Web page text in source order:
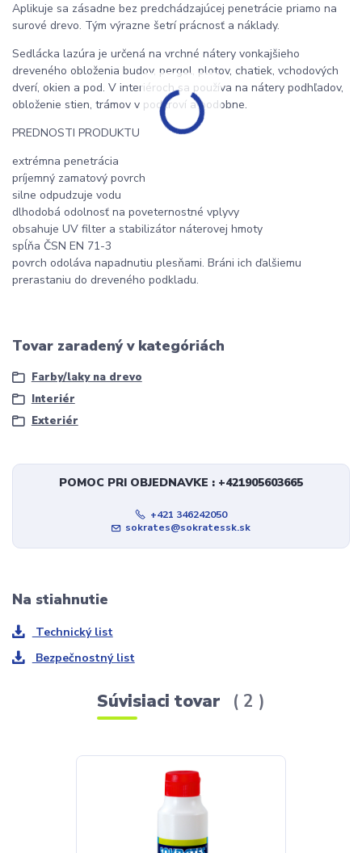
Aplikuje sa zásadne bez predchádzajúcej penetrácie priamo na
surové drevo. Tým výrazne šetrí prácnosť a náklady.
Sedlácka lazúra je určená na vrchné nátery vonkajšieho
dreveného obloženia budov, pergol, plotov, chatiek, vchodových
dverí, okien a pod. V interiéroch sa používa na nátery podhľadov,
obloženie stien, trámov v podkroví a podobne.
PREDNOSTI PRODUKTU
extrémna penetrácia
príjemný zamatový povrch
silne odpudzuje vodu
dlhodobá odolnosť na poveternostné vplyvy
obsahuje UV filter a stabilizátor náterovej hmoty
spĺňa ČSN EN 71-3
povrch odoláva napadnutiu plesňami. Bráni ich ďalšiemu
prerastaniu do dreveného podkladu.
Tovar zaradený v kategóriách
Farby/laky na drevo
Interiér
Exteriér
POMOC PRI OBJEDNAVKE : +421905603665
+421 346242050
sokrates@sokratessk.sk
Na stiahnutie
Technický list
Bezpečnostný list
Súvisiaci tovar 2